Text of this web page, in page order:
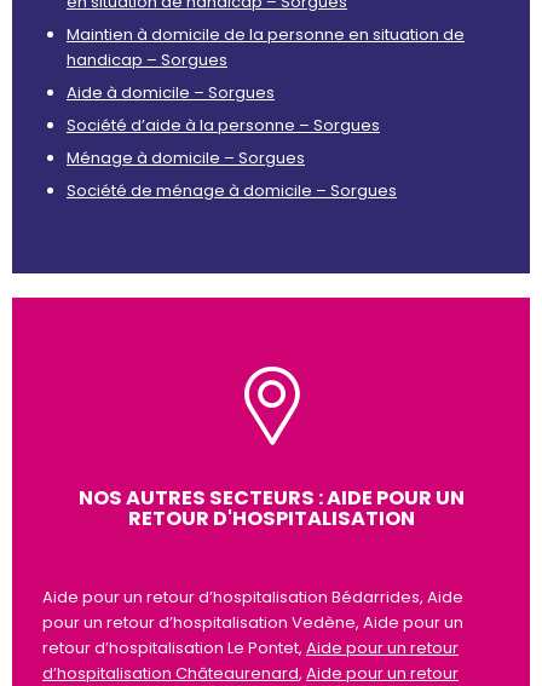
Maintien à domicile de la personne en situation de
handicap – Sorgues
Aide à domicile – Sorgues
Société d’aide à la personne – Sorgues
Ménage à domicile – Sorgues
Société de ménage à domicile – Sorgues
NOS AUTRES SECTEURS : AIDE POUR UN
RETOUR D'HOSPITALISATION
Aide pour un retour d’hospitalisation Bédarrides, Aide
pour un retour d’hospitalisation Vedène, Aide pour un
retour d’hospitalisation Le Pontet, Aide pour un retour
d’hospitalisation Châteaurenard, Aide pour un retour